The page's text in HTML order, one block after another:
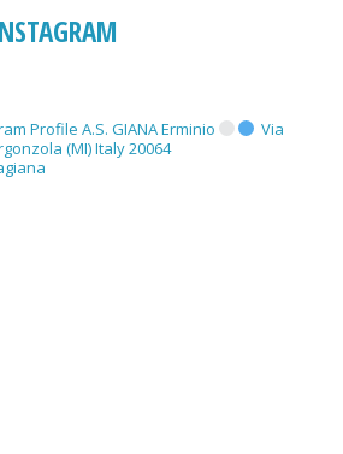
Profile A.S. GIANA Erminio
Via
(MI) Italy 20064